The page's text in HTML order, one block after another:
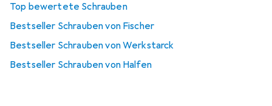
Top bewertete Schrauben
Bestseller Schrauben von Fischer
Bestseller Schrauben von Werkstarck
Bestseller Schrauben von Halfen